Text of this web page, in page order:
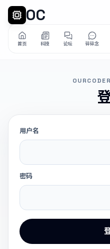
OC
首页 科技 论坛 碎碎念
用户名
密码